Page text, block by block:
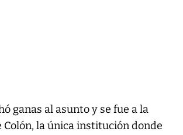
ganas al asunto y se fue a la
Colón, la única institución donde